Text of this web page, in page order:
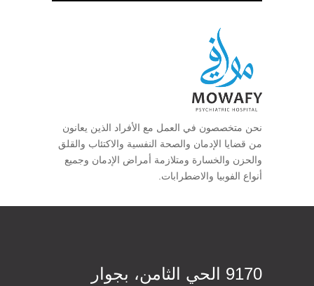
نحن متخصصون في العمل مع الأفراد الذين يعانون
من قضايا الإدمان والصحة النفسية والاكتئاب والقلق
والحزن والخسارة ومتلازمة أمراض الإدمان وجميع
أنواع الفوبيا والاضطرابات.
9170 الحي الثامن، بجوار